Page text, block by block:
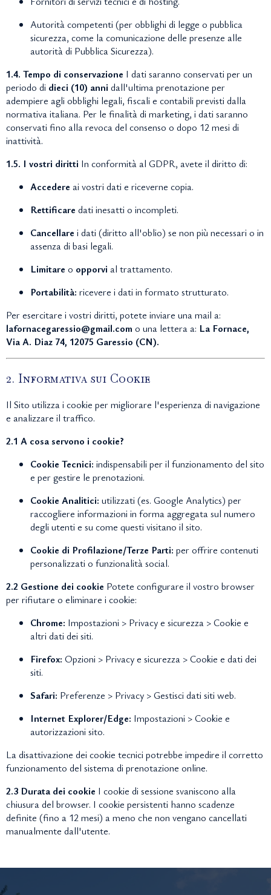
Autorità competenti (per obblighi di legge o pubblica
sicurezza, come la comunicazione delle presenze alle
autorità di Pubblica Sicurezza).
1.4. Tempo di conservazione I dati saranno conservati per un
periodo di dieci (10) anni dall'ultima prenotazione per
adempiere agli obblighi legali, fiscali e contabili previsti dalla
normativa italiana. Per le finalità di marketing, i dati saranno
conservati fino alla revoca del consenso o dopo 12 mesi di
inattività.
1.5. I vostri diritti In conformità al GDPR, avete il diritto di:
Accedere ai vostri dati e riceverne copia.
Rettificare dati inesatti o incompleti.
Cancellare i dati (diritto all'oblio) se non più necessari o in
assenza di basi legali.
Limitare o opporvi al trattamento.
Portabilità: ricevere i dati in formato strutturato.
Per esercitare i vostri diritti, potete inviare una mail a:
lafornacegaressio@gmail.com o una lettera a: La Fornace,
Via A. Diaz 74, 12075 Garessio (CN).
2. Informativa sui Cookie
Il Sito utilizza i cookie per migliorare l'esperienza di navigazione
e analizzare il traffico.
2.1 A cosa servono i cookie?
Cookie Tecnici: indispensabili per il funzionamento del sito
e per gestire le prenotazioni.
Cookie Analitici: utilizzati (es. Google Analytics) per
raccogliere informazioni in forma aggregata sul numero
degli utenti e su come questi visitano il sito.
Cookie di Profilazione/Terze Parti: per offrire contenuti
personalizzati o funzionalità social.
2.2 Gestione dei cookie Potete configurare il vostro browser
per rifiutare o eliminare i cookie:
Chrome: Impostazioni > Privacy e sicurezza > Cookie e
altri dati dei siti.
Firefox: Opzioni > Privacy e sicurezza > Cookie e dati dei
siti.
Safari: Preferenze > Privacy > Gestisci dati siti web.
Internet Explorer/Edge: Impostazioni > Cookie e
autorizzazioni sito.
La disattivazione dei cookie tecnici potrebbe impedire il corretto
funzionamento del sistema di prenotazione online.
2.3 Durata dei cookie I cookie di sessione svaniscono alla
chiusura del browser. I cookie persistenti hanno scadenze
definite (fino a 12 mesi) a meno che non vengano cancellati
manualmente dall'utente.